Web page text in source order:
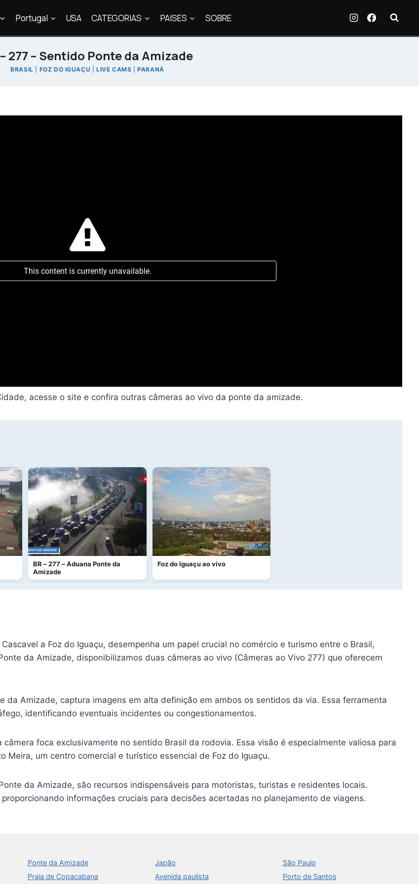
Portugal USA CATEGORIAS PAISES SOBRE
277 – Sentido Ponte da Amizade
BRASIL FOZ DO IGUAÇU |LIVE CAMS |PARANÁ
acesse o site e confira outras câmeras ao vivo da ponte da amizade.
BR – 277 – Aduana Ponte da
Amizade
Foz do Iguaçu ao vivo
a Foz do Iguaçu, desempenha um papel crucial no comércio e turismo entre o Brasil,
da Amizade, disponibilizamos duas câmeras ao vivo (Câmeras ao Vivo 277) que oferecem
da Amizade, captura imagens em alta definição em ambos os sentidos da via. Essa ferramenta
identificando eventuais incidentes ou congestionamentos.
foca exclusivamente no sentido Brasil da rodovia. Essa visão é especialmente valiosa para
Meira, um centro comercial e turístico essencial de Foz do Iguaçu.
da Amizade, são recursos indispensáveis para motoristas, turistas e residentes locais.
informações cruciais para decisões acertadas no planejamento de viagens.
Ponte da Amizade
Praia de Copacabana
Japão
Avenida paulista
São Paulo
Porto de Santos